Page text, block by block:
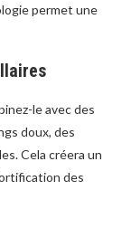
permet une
le avec des
doux, des
Cela créera un
des